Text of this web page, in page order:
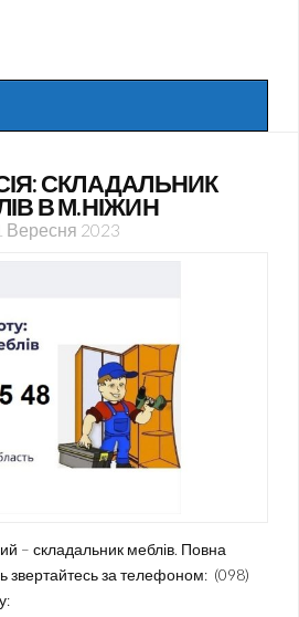
СКЛАДАЛЬНИК
В М.НІЖИН
Вересня 2023
– складальник меблів. Повна
звертайтесь за телефоном: (098)